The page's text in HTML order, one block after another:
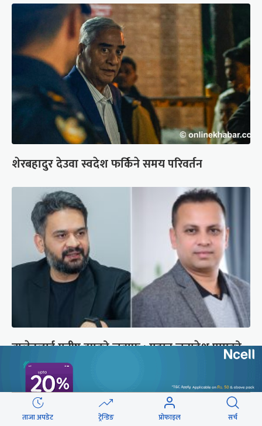
शेरबहादुर देउवा स्वदेश फर्किने समय परिवर्तन
बालेनलाई मनीष झाको जवाफ : महान जनादेश पाएको
सरकार एक्लो छैन
ताजा अपडेट ट्रेन्डिङ प्रोफाइल सर्च